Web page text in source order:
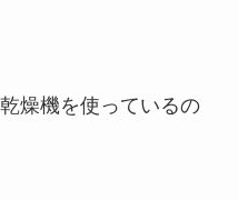
燥機を使っているの